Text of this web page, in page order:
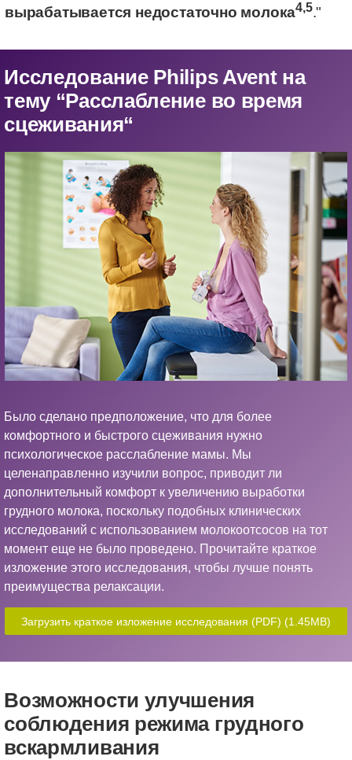
вырабатывается недостаточно молока4,5."
Исследование Philips Avent на
тему “Расслабление во время
сцеживания“
Было сделано предположение, что для более
комфортного и быстрого сцеживания нужно
психологическое расслабление мамы. Мы
целенаправленно изучили вопрос, приводит ли
дополнительный комфорт к увеличению выработки
грудного молока, поскольку подобных клинических
исследований с использованием молокоотсосов на тот
момент еще не было проведено. Прочитайте краткое
изложение этого исследования, чтобы лучше понять
преимущества релаксации.
Загрузить краткое изложение исследования (PDF) (1.45MB)
Возможности улучшения
соблюдения режима грудного
вскармливания